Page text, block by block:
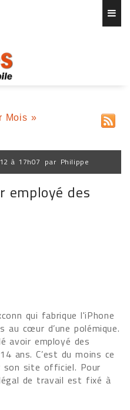
Mois »
à 17h07 par Philippe
employé des
qui fabrique l'iPhone
cœur d’une polémique.
avoir employé des
ans. C’est du moins ce
son site officiel. Pour
de travail est fixé à